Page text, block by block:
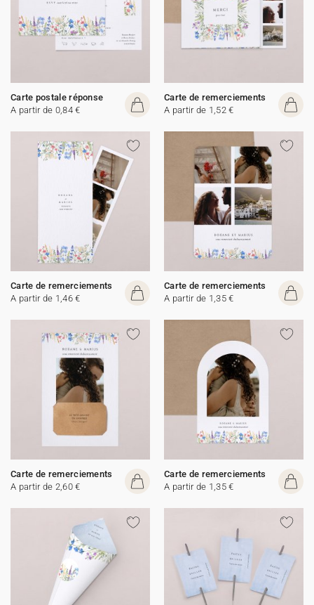
Carte postale réponse
A partir de 0,84 €
Carte de remerciements
A partir de 1,52 €
Carte de remerciements
A partir de 1,46 €
Carte de remerciements
A partir de 1,35 €
Carte de remerciements
A partir de 2,60 €
Carte de remerciements
A partir de 1,35 €